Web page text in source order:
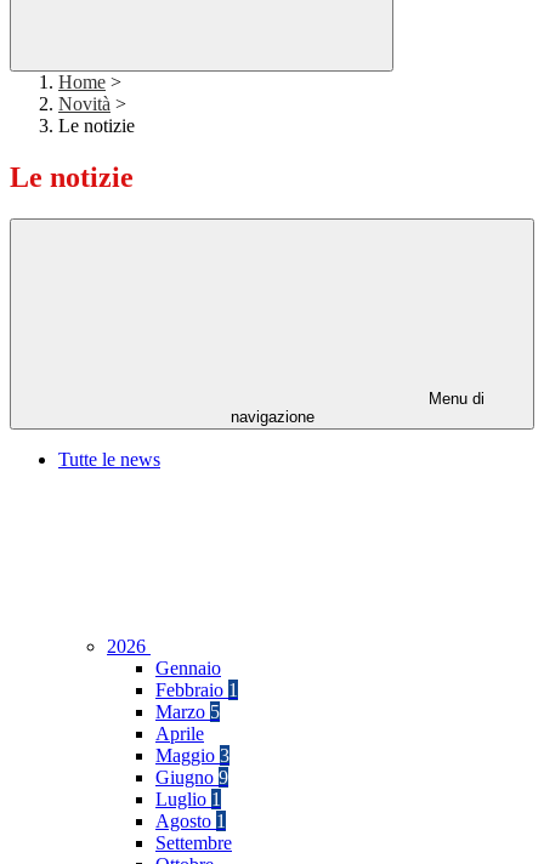
Home >
Novità >
Le notizie
Le notizie
Menu di
navigazione
Tutte le news
2026
Gennaio
Febbraio 1
Marzo 5
Aprile
Maggio 3
Giugno 9
Luglio 1
Agosto 1
Settembre